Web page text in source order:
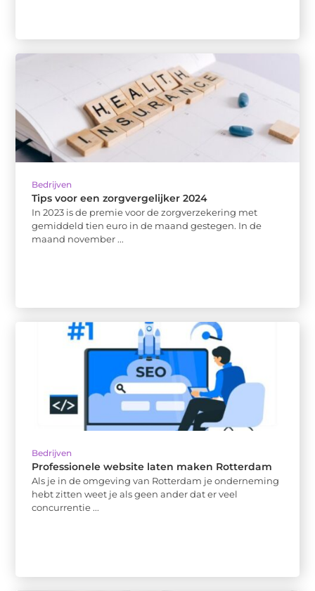
Bedrijven
Tips voor een zorgvergelijker 2024
In 2023 is de premie voor de zorgverzekering met
gemiddeld tien euro in de maand gestegen. In de
maand november ...
Bedrijven
Professionele website laten maken Rotterdam
Als je in de omgeving van Rotterdam je onderneming
hebt zitten weet je als geen ander dat er veel
concurrentie ...